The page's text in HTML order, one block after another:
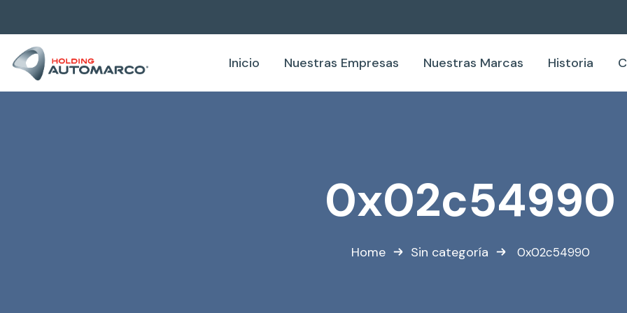
Inicio Nuestras Empresas Nuestras Marcas Historia
0x02c54990
Home Sin categoría 0x02c54990